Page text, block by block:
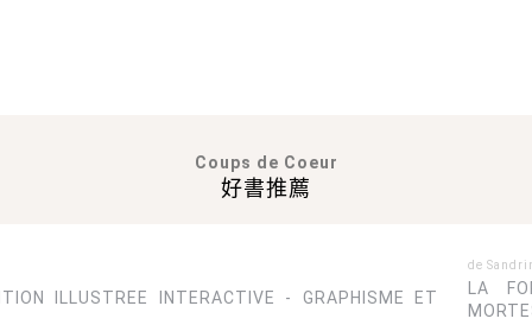
好書推薦
Coups de Coeur
ILLUSTREE INTERACTIVE - GRAPHISME ET
de
LA